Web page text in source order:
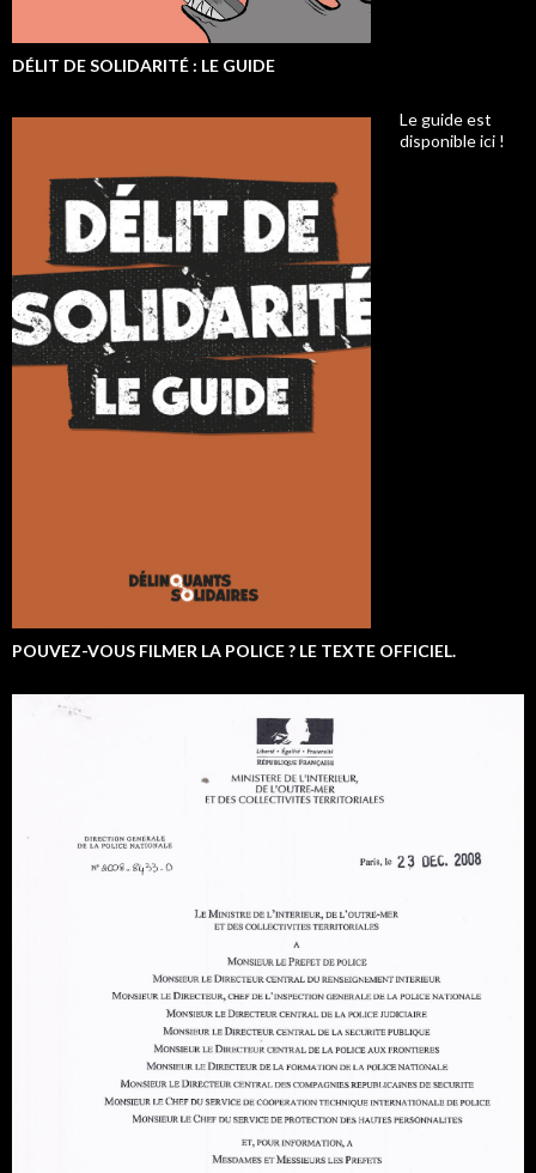
DÉLIT DE SOLIDARITÉ : LE GUIDE
Le guide est
disponible ici !
POUVEZ-VOUS FILMER LA POLICE ? LE TEXTE OFFICIEL.